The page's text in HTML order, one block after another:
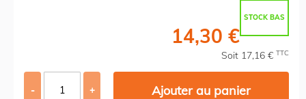
STOCK BAS
14,30 €
Soit 17,16 € TTC
- + Ajouter au panier